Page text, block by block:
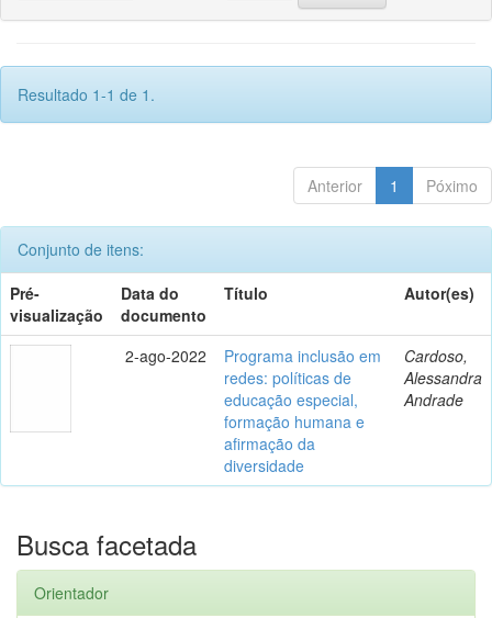
Resultado 1-1 de 1.
Anterior 1 Póximo
Conjunto de itens:
Pré-
visualização
Data do
documento
Título Autor(es)
2-ago-2022
Programa inclusão em
redes: políticas de
educação especial,
formação humana e
afirmação da
diversidade
Cardoso,
Alessandra
Andrade
Busca facetada
Orientador